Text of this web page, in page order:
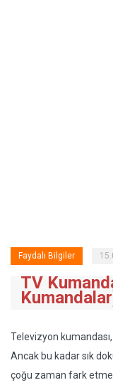
Faydalı Bilgiler
TV
Televizyon
Ancak bu kadar sık
çoğu zaman fark